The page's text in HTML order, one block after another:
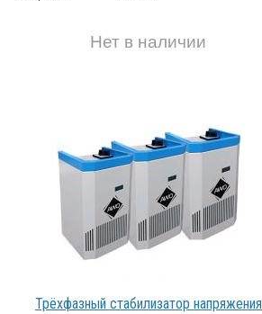
Нет в наличии
Трёхфазный стабилизатор напряжения